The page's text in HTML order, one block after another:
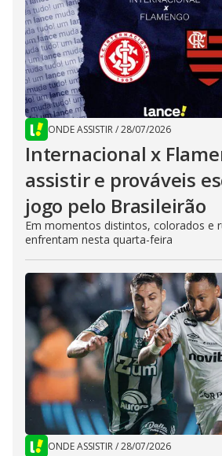
ONDE ASSISTIR/28/07/2026
Internacional x
assistir e prováveis
jogo pelo Brasileirão
Em momentos distintos, colorados e
enfrentam nesta quarta-feira
ONDE ASSISTIR/28/07/2026